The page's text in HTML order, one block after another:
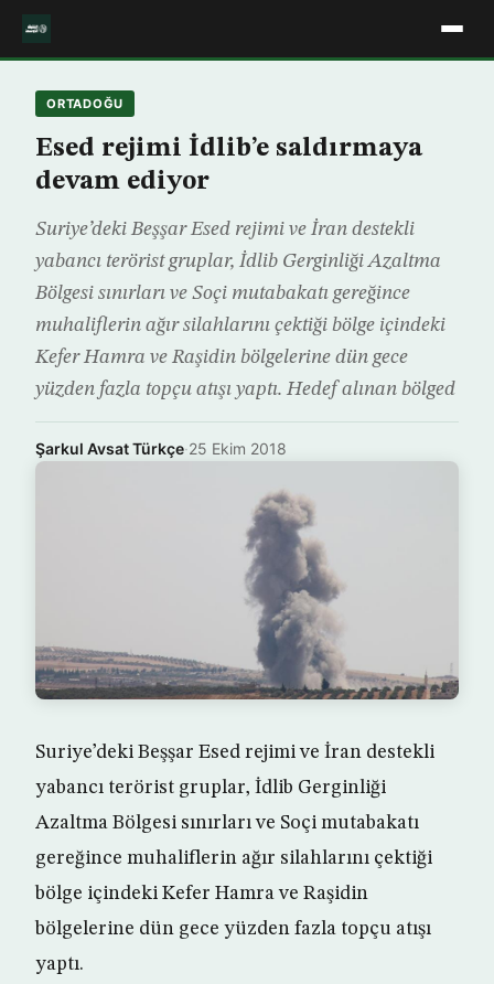
ORTADOĞU
Esed rejimi İdlib’e saldırmaya
devam ediyor
Suriye’deki Beşşar Esed rejimi ve İran destekli
yabancı terörist gruplar, İdlib Gerginliği Azaltma
Bölgesi sınırları ve Soçi mutabakatı gereğince
muhaliflerin ağır silahlarını çektiği bölge içindeki
Kefer Hamra ve Raşidin bölgelerine dün gece
yüzden fazla topçu atışı yaptı. Hedef alınan bölged
Şarkul Avsat Türkçe·25 Ekim 2018
Suriye’deki Beşşar Esed rejimi ve İran destekli
yabancı terörist gruplar, İdlib Gerginliği
Azaltma Bölgesi sınırları ve Soçi mutabakatı
gereğince muhaliflerin ağır silahlarını çektiği
bölge içindeki Kefer Hamra ve Raşidin
bölgelerine dün gece yüzden fazla topçu atışı
yaptı.